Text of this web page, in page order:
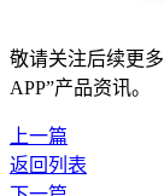
敬请关注后续更
APP”产品资讯。
上一篇
返回列表